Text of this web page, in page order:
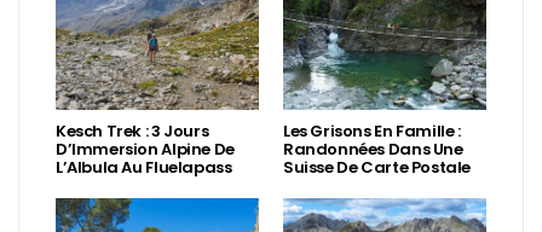
Kesch Trek : 3 Jours
D’Immersion Alpine De
L’Albula Au Fluelapass
Les Grisons En Famille :
Randonnées Dans Une
Suisse De Carte Postale